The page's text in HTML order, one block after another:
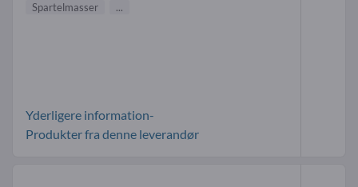
Spartelmasser
...
Yderligere information-
Produkter fra denne leverandør